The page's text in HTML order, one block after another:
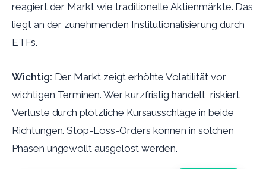
reagiert der Markt wie traditionelle Aktienmärkte. Das
liegt an der zunehmenden Institutionalisierung durch
ETFs.
Wichtig: Der Markt zeigt erhöhte Volatilität vor
wichtigen Terminen. Wer kurzfristig handelt, riskiert
Verluste durch plötzliche Kursausschläge in beide
Richtungen. Stop-Loss-Orders können in solchen
Phasen ungewollt ausgelöst werden.